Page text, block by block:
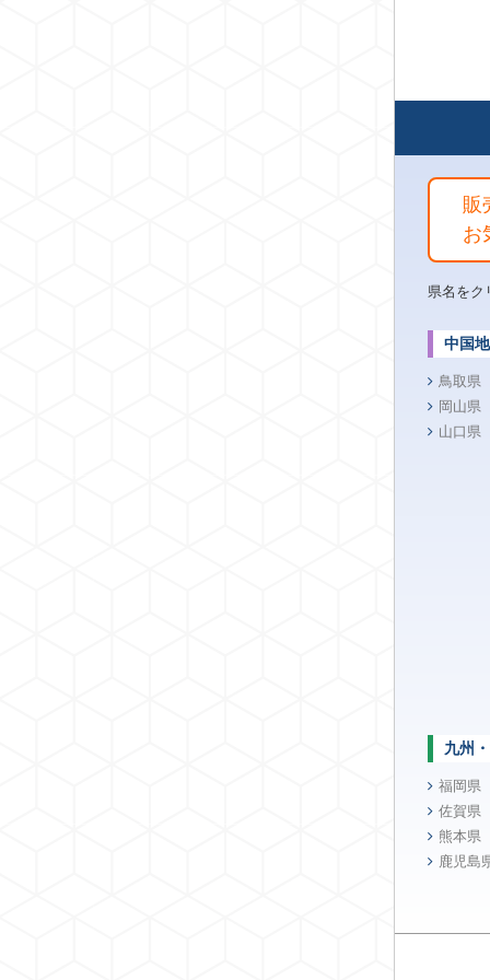
販
お
県名をク
中国
鳥取県
岡山県
山口県
九州
福岡県
佐賀県
熊本県
鹿児島